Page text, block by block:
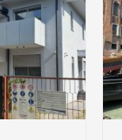
– Venezia